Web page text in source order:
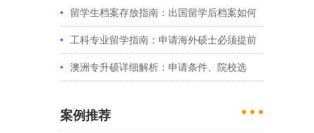
例看港大、港中文申请要求
留学生档案存放指南：出国留学后档案如何
处理？留学服务中心常见问题解答
工科专业留学指南：申请海外硕士必须提前
准备的4件事
澳洲专升硕详细解析：申请条件、院校选
案例推荐 ● ● ●